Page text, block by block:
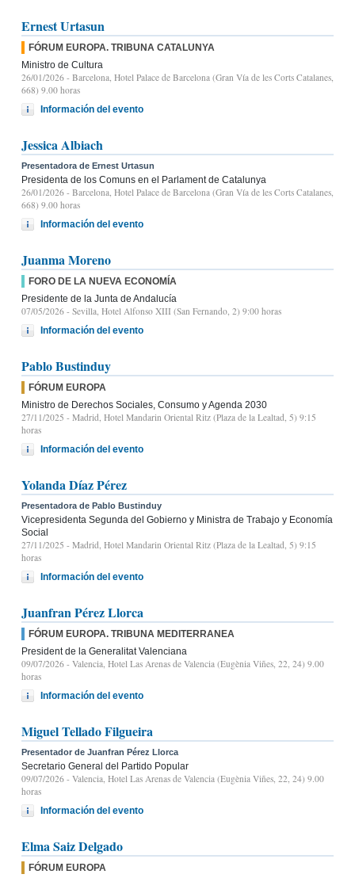
Ernest Urtasun
FÓRUM EUROPA. TRIBUNA CATALUNYA
Ministro de Cultura
26/01/2026 - Barcelona, Hotel Palace de Barcelona (Gran Vía de les Corts Catalanes,
668) 9.00 horas
Información del evento
Jessica Albiach
Presentadora de Ernest Urtasun
Presidenta de los Comuns en el Parlament de Catalunya
26/01/2026 - Barcelona, Hotel Palace de Barcelona (Gran Vía de les Corts Catalanes,
668) 9.00 horas
Información del evento
Juanma Moreno
FORO DE LA NUEVA ECONOMÍA
Presidente de la Junta de Andalucía
07/05/2026 - Sevilla, Hotel Alfonso XIII (San Fernando, 2) 9:00 horas
Información del evento
Pablo Bustinduy
FÓRUM EUROPA
Ministro de Derechos Sociales, Consumo y Agenda 2030
27/11/2025 - Madrid, Hotel Mandarin Oriental Ritz (Plaza de la Lealtad, 5) 9:15
horas
Información del evento
Yolanda Díaz Pérez
Presentadora de Pablo Bustinduy
Vicepresidenta Segunda del Gobierno y Ministra de Trabajo y Economía
Social
27/11/2025 - Madrid, Hotel Mandarin Oriental Ritz (Plaza de la Lealtad, 5) 9:15
horas
Información del evento
Juanfran Pérez Llorca
FÓRUM EUROPA. TRIBUNA MEDITERRANEA
President de la Generalitat Valenciana
09/07/2026 - Valencia, Hotel Las Arenas de Valencia (Eugènia Viñes, 22, 24) 9.00
horas
Información del evento
Miguel Tellado Filgueira
Presentador de Juanfran Pérez Llorca
Secretario General del Partido Popular
09/07/2026 - Valencia, Hotel Las Arenas de Valencia (Eugènia Viñes, 22, 24) 9.00
horas
Información del evento
Elma Saiz Delgado
FÓRUM EUROPA